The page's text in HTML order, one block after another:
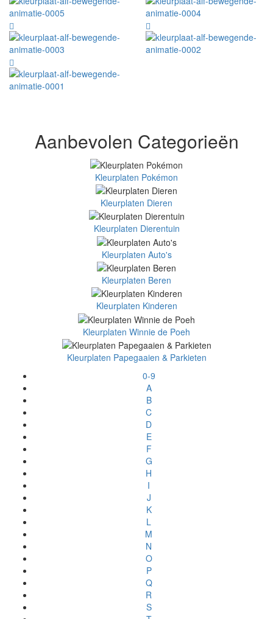
Aanbevolen Categorieën
Kleurplaten Pokémon
Kleurplaten Dieren
Kleurplaten Dierentuin
Kleurplaten Auto's
Kleurplaten Beren
Kleurplaten Kinderen
Kleurplaten Winnie de Poeh
Kleurplaten Papegaaien & Parkieten
0-9
A
B
C
D
E
F
G
H
I
J
K
L
M
N
O
P
Q
R
S